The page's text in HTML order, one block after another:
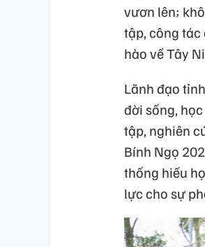
vươn lên;
tập, công tác
hào về Tây
Lãnh đạo
đời sống,
tập, nghiên
Bính Ngọ
thống hiếu
lực cho sự